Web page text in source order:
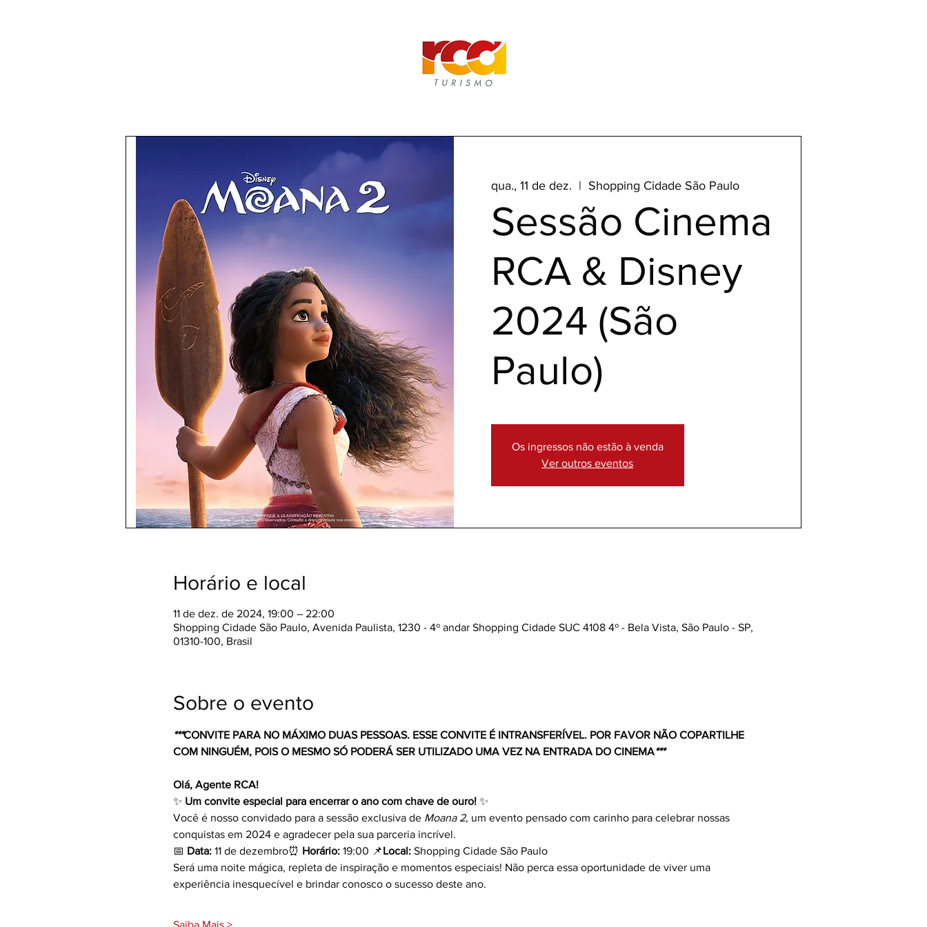
qua., 11 de dez.
  |
Shopping Cidade São Paulo
Sessão Cinema
RCA & Disney
2024 (São
Paulo)
Os ingressos não estão à venda
Ver outros eventos
Horário e local
11 de dez. de 2024, 19:00 – 22:00
Shopping Cidade São Paulo, Avenida Paulista, 1230 - 4º andar Shopping Cidade SUC 4108 4º - Bela Vista, São Paulo - SP,
01310-100, Brasil
Sobre o evento
***CONVITE PARA NO MÁXIMO DUAS PESSOAS. ESSE CONVITE É INTRANSFERÍVEL. POR FAVOR NÃO COPARTILHE
COM NINGUÉM, POIS O MESMO SÓ PODERÁ SER UTILIZADO UMA VEZ NA ENTRADA DO CINEMA***
Olá, Agente RCA!
✨ Um convite especial para encerrar o ano com chave de ouro! ✨
Você é nosso convidado para a sessão exclusiva de Moana 2, um evento pensado com carinho para celebrar nossas
conquistas em 2024 e agradecer pela sua parceria incrível.
📅 Data: 11 de dezembro⏰ Horário: 19:00 📌Local: Shopping Cidade São Paulo
Será uma noite mágica, repleta de inspiração e momentos especiais! Não perca essa oportunidade de viver uma
experiência inesquecível e brindar conosco o sucesso deste ano.
Saiba Mais >